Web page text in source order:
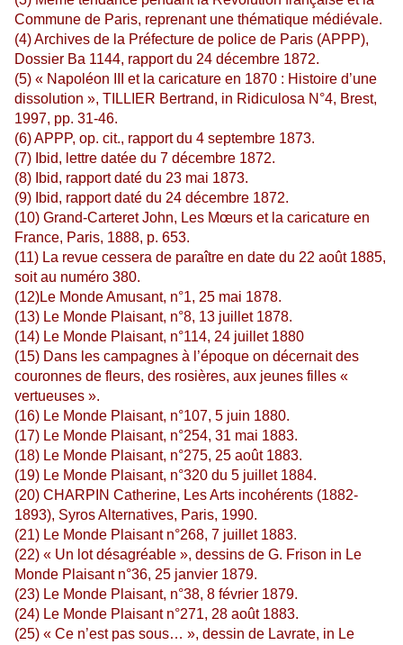
Commune de Paris, reprenant une thématique médiévale.
(4) Archives de la Préfecture de police de Paris (APPP),
Dossier Ba 1144, rapport du 24 décembre 1872.
(5) « Napoléon III et la caricature en 1870 : Histoire d’une
dissolution », TILLIER Bertrand, in Ridiculosa N°4, Brest,
1997, pp. 31-46.
(6) APPP, op. cit., rapport du 4 septembre 1873.
(7) Ibid, lettre datée du 7 décembre 1872.
(8) Ibid, rapport daté du 23 mai 1873.
(9) Ibid, rapport daté du 24 décembre 1872.
(10) Grand-Carteret John, Les Mœurs et la caricature en
France, Paris, 1888, p. 653.
(11) La revue cessera de paraître en date du 22 août 1885,
soit au numéro 380.
(12)Le Monde Amusant, n°1, 25 mai 1878.
(13) Le Monde Plaisant, n°8, 13 juillet 1878.
(14) Le Monde Plaisant, n°114, 24 juillet 1880
(15) Dans les campagnes à l’époque on décernait des
couronnes de fleurs, des rosières, aux jeunes filles «
vertueuses ».
(16) Le Monde Plaisant, n°107, 5 juin 1880.
(17) Le Monde Plaisant, n°254, 31 mai 1883.
(18) Le Monde Plaisant, n°275, 25 août 1883.
(19) Le Monde Plaisant, n°320 du 5 juillet 1884.
(20) CHARPIN Catherine, Les Arts incohérents (1882-
1893), Syros Alternatives, Paris, 1990.
(21) Le Monde Plaisant n°268, 7 juillet 1883.
(22) « Un lot désagréable », dessins de G. Frison in Le
Monde Plaisant n°36, 25 janvier 1879.
(23) Le Monde Plaisant, n°38, 8 février 1879.
(24) Le Monde Plaisant n°271, 28 août 1883.
(25) « Ce n’est pas sous… », dessin de Lavrate, in Le